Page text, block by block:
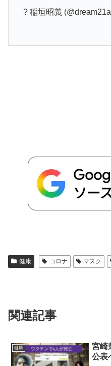
? 稲垣昭義
健康 コロナ マスク
関連記事
健康
宮崎
公表